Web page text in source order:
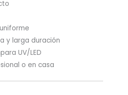
y larga duración
UV/LED
o en casa